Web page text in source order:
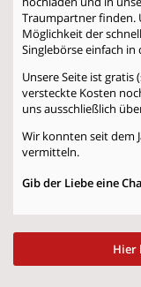
Traumpartner finden.
Möglichkeit der
Singlebörse einfach in
Unsere Seite ist gratis
versteckte Kosten
uns ausschließlich
Wir konnten seit dem
vermitteln.
Gib der Liebe eine
Hier